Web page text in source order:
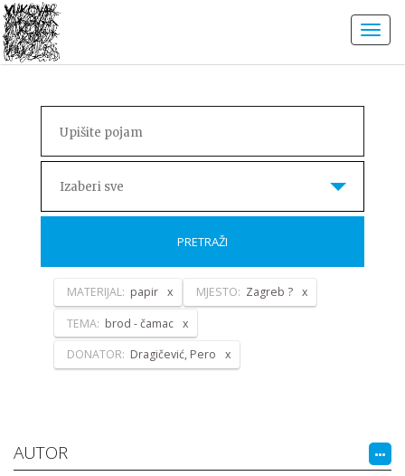
Izaberi sve
PRETRAŽI
MATERIJAL: papir MJESTO: Zagreb ?
TEMA: brod - čamac
DONATOR: Dragičević, Pero
AUTOR